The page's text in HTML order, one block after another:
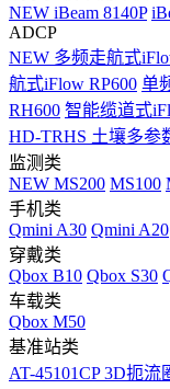
NEW iBeam 8140P
ADCP
NEW 多频走航式
航式iFlow RP600 单
RH600 智能缆道式
HD-TRHS 土壤多参
监测类
NEW MS200 MS100
手机类
Qmini A30 Qmini A20
穿戴类
Qbox B10 Qbox S30
车载类
Qbox M50
基准站类
AT-45101CP 3D扼流